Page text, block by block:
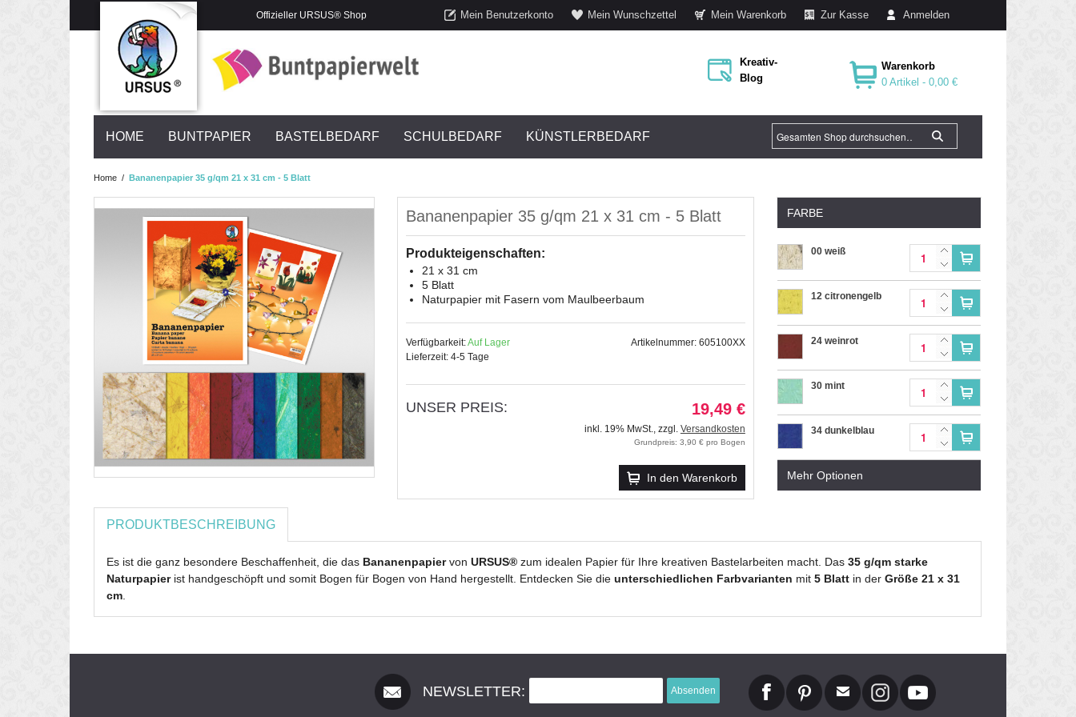
Offizieller URSUS® Shop Mein Benutzerkonto Mein Wunschzettel Mein Warenkorb Zur Kasse Anmelden
Kreativ-
Blog
Warenkorb
0 Artikel -0,00 €
HOME BUNTPAPIER BASTELBEDARF SCHULBEDARF KÜNSTLERBEDARF
Home / Bananenpapier 35 g/qm 21 x 31 cm - 5 Blatt
Bananenpapier 35 g/qm 21 x 31 cm - 5 Blatt
Produkteigenschaften:
21 x 31 cm
5 Blatt
Naturpapier mit Fasern vom Maulbeerbaum
Verfügbarkeit:Auf Lager
Lieferzeit: 4-5 Tage
Artikelnummer: 605100XX
UNSER PREIS: 19,49 €
inkl. 19% MwSt., zzgl. Versandkosten
Grundpreis: 3,90 € pro Bogen
In den Warenkorb
FARBE
00 weiß
12 citronengelb
24 weinrot
30 mint
34 dunkelblau
41 orange
62 pink
75 rehbraun
85 mausgrau
Mehr Optionen
PRODUKTBESCHREIBUNG
Es ist die ganz besondere Beschaffenheit, die das Bananenpapiervon URSUS® zum idealen Papier für Ihre kreativen Bastelarbeiten macht. Das 35 g/qm starke
Naturpapierist handgeschöpft und somit Bogen für Bogen von Hand hergestellt. Entdecken Sie die unterschiedlichen Farbvarianten mit 5 Blatt in der Größe 21 x 31
cm
NEWSLETTER: Absenden